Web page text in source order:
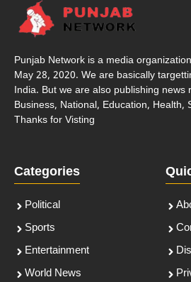
Punjab Network is a media
May 28, 2020. We are basically
India. But we are also publishing news
Business, National, Education, Health,
Thanks for Visting
Categories
Political
Sports
Entertainment
World News